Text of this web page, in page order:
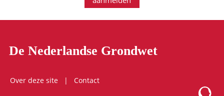
De Nederlandse Grondwet
Over deze site
Contact
Logo